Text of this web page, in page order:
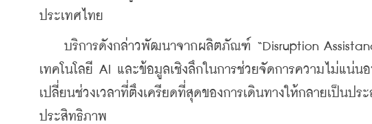
ประเทศไทย
บริการดังกล่าวพัฒนาจากผลิตภัณฑ์ “Disruption Assistance
เทคโนโลยี AI และข้อมูลเชิงลึกในการช่วยจัดการความไม่แน่
เปลี่ยนช่วงเวลาที่ตึงเครียดที่สุดของการเดินทางให้กลายเป็นป
ประสิทธิภาพ